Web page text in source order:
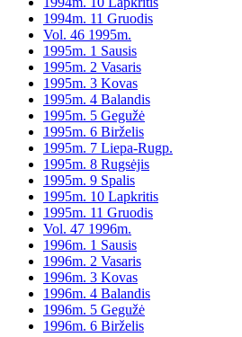
1994m. 11 Gruodis
Vol. 46 1995m.
1995m. 1 Sausis
1995m. 2 Vasaris
1995m. 3 Kovas
1995m. 4 Balandis
1995m. 5 Gegužė
1995m. 6 Birželis
1995m. 7 Liepa-Rugp.
1995m. 8 Rugsėjis
1995m. 9 Spalis
1995m. 10 Lapkritis
1995m. 11 Gruodis
Vol. 47 1996m.
1996m. 1 Sausis
1996m. 2 Vasaris
1996m. 3 Kovas
1996m. 4 Balandis
1996m. 5 Gegužė
1996m. 6 Birželis